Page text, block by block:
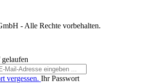
- Alle Rechte vorbehalten.
vergessen. Ihr Passwort